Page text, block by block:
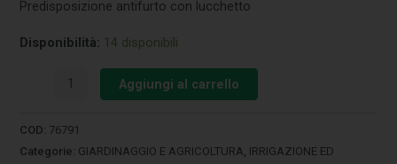
Predisposizione antifurto con lucchetto
Disponibilità: 14 disponibili
Aggiungi al carrello
COD: 76791
Categorie: GIARDINAGGIO E AGRICOLTURA IRRIGAZIONE ED